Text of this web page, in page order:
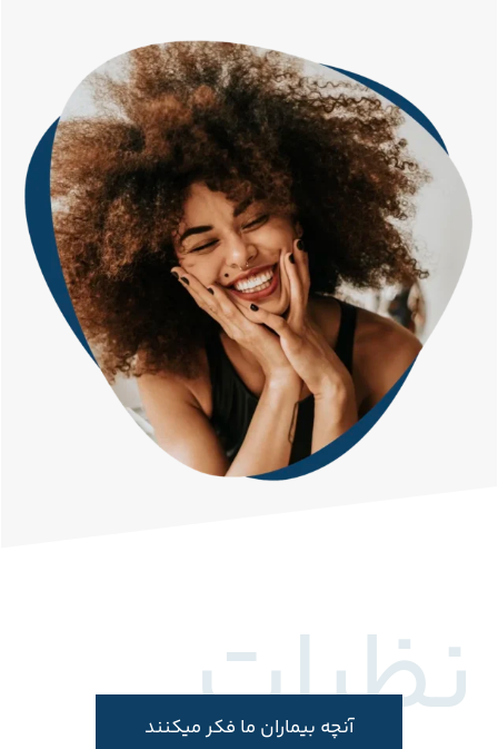
نظرات
آنچه بیماران ما فکر میکنند